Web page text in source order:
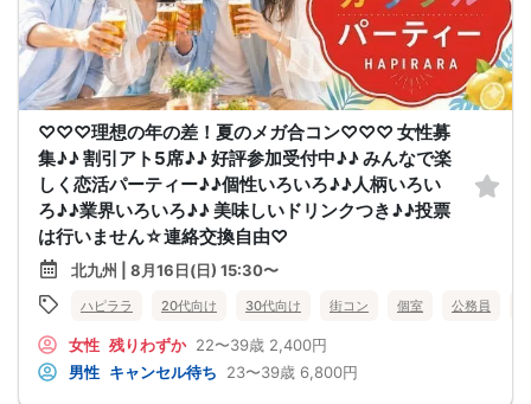
♡♡♡理想の年の差！夏のメガ合コン♡♡♡ 女性募
集♪♪ 割引アト5席♪♪ 好評参加受付中♪♪ みんなで楽
しく恋活パーティー♪♪個性いろいろ♪♪人柄いろい
ろ♪♪業界いろいろ♪♪ 美味しいドリンクつき♪♪投票
は行いません☆連絡交換自由♡
北九州 | 8月16日(日) 15:30〜
ハピララ 20代向け 30代向け 街コン 個室 公務員
女性 残りわずか 22〜39歳 2,400円
男性 キャンセル待ち 23〜39歳 6,800円